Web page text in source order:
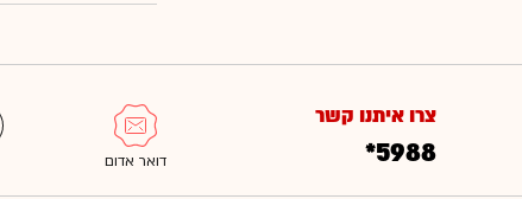
צרו איתנו קשר
*5988